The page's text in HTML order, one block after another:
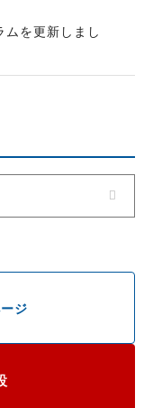
ジ
ムを更新しまし